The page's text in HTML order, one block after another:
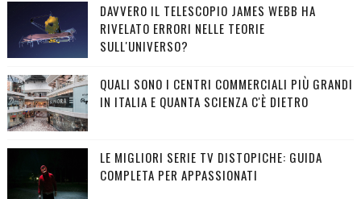
DAVVERO IL TELESCOPIO JAMES WEBB HA
RIVELATO ERRORI NELLE TEORIE
SULL'UNIVERSO?
QUALI SONO I CENTRI COMMERCIALI PIÙ GRANDI
IN ITALIA E QUANTA SCIENZA C'È DIETRO
LE MIGLIORI SERIE TV DISTOPICHE: GUIDA
COMPLETA PER APPASSIONATI